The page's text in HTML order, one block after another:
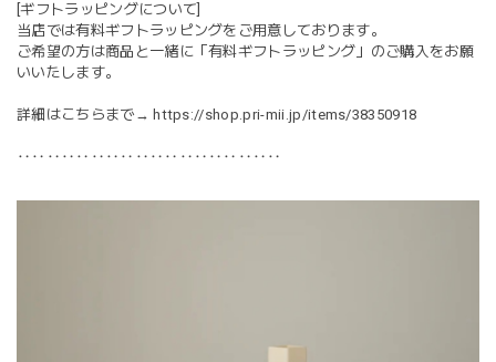
[ギフトラッピングについて]
当店では有料ギフトラッピングをご用意しております。
ご希望の方は商品と一緒に「有料ギフトラッピング」のご購入をお願
いいたします。
詳細はこちらまで→ https://shop.pri-mii.jp/items/38350918
‥‥‥‥‥‥‥‥‥‥‥‥‥‥‥‥‥‥